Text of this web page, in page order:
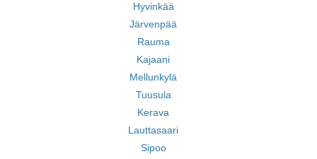
Hyvinkää
Järvenpää
Rauma
Kajaani
Mellunkylä
Tuusula
Kerava
Lauttasaari
Sipoo